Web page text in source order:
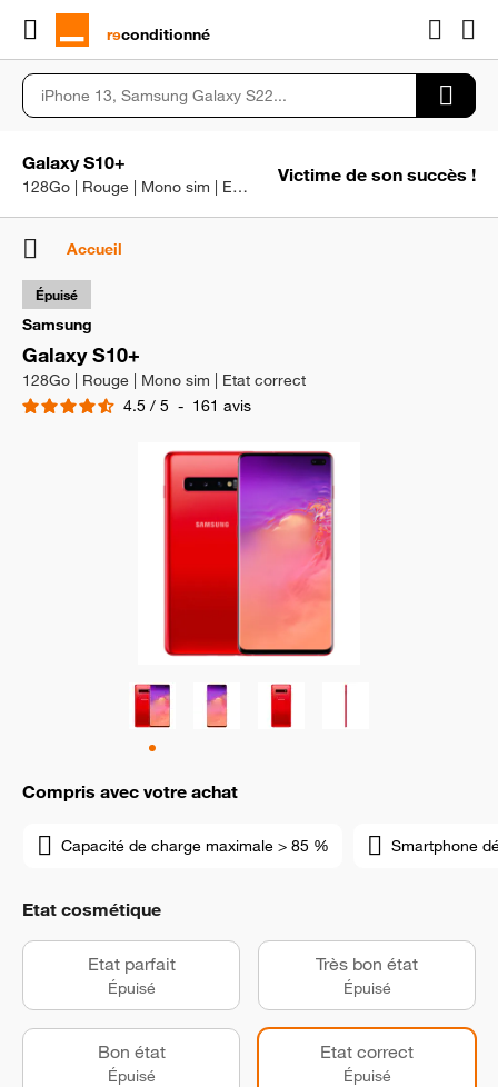
rɘconditionné
Galaxy S10+
128Go | Rouge | Mono sim | Etat correct
Victime de son succès !
Accueil
Samsung
Galaxy S10+
128Go | Rouge | Mono sim | Etat correct
4.5 / 5 - 161 avis
Épuisé
Compris avec votre achat
Capacité de charge maximale > 85 % Smartphone
Etat cosmétique
Etat parfait
Épuisé
Très bon état
Épuisé
Bon état
Épuisé
Etat correct
Épuisé